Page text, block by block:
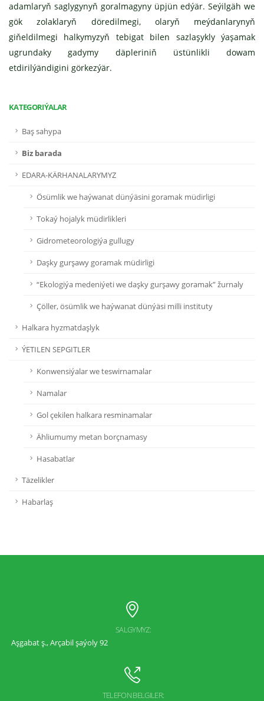
adamlaryň saglygynyň goralmagyny üpjün edýär. Seýilgäh we
gök zolaklaryň döredilmegi, olaryň meýdanlarynyň
giňeldilmegi halkymyzyň tebigat bilen sazlaşykly ýaşamak
ugrundaky gadymy däpleriniň üstünlikli dowam
etdirilýändigini görkezýär.
KATEGORIÝALAR
Baş sahypa
Biz barada
EDARA-KÄRHANALARYMYZ
Ösümlik we haýwanat dünýäsini goramak müdirligi
Tokaý hojalyk müdirlikleri
Gidrometeorologiýa gullugy
Daşky gurşawy goramak müdirligi
“Ekologiýa medeniýeti we daşky gurşawy goramak” žurnaly
Çöller, ösümlik we haýwanat dünýäsi milli instituty
Halkara hyzmatdaşlyk
ÝETILEN SEPGITLER
Konwensiýalar we teswirnamalar
Namalar
Gol çekilen halkara resminamalar
Ähliumumy metan borçnamasy
Hasabatlar
Täzelikler
Habarlaş
SALGYMYZ:
Aşgabat ş., Arçabil şaýoly 92
TELEFON BELGILER: